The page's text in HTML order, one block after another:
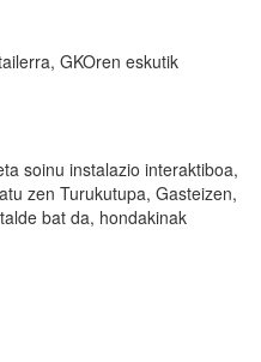
GKOren eskutik
soinu instalazio interaktiboa,
zen Turukutupa, Gasteizen,
bat da, hondakinak